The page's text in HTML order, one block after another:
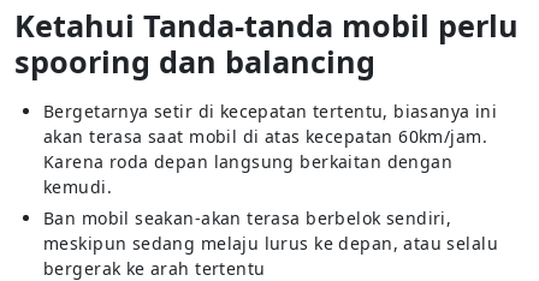
Ketahui Tanda-tanda mobil perlu
spooring dan balancing
Bergetarnya setir di kecepatan tertentu, biasanya ini
akan terasa saat mobil di atas kecepatan 60km/jam.
Karena roda depan langsung berkaitan dengan
kemudi.
Ban mobil seakan-akan terasa berbelok sendiri,
meskipun sedang melaju lurus ke depan, atau selalu
bergerak ke arah tertentu